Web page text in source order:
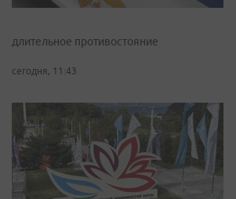
длительное противостояние
сегодня, 11:43